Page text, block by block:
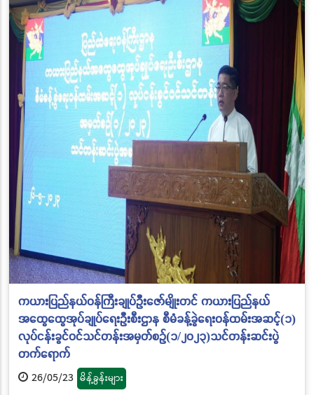
ကယားပြည်နယ်ဝန်ကြီးချုပ်ဦးဇော်မျိုးတင် ကယားပြည်နယ်
အထွေထွေအုပ်ချုပ်ရေးဦးစီးဌာန စီမံခန့်ခွဲရေးဝန်ထမ်းအဆင့်(၁)
လုပ်ငန်းခွင်ဝင်သင်တန်းအမှတ်စဉ်(၁/၂၀၂၃)သင်တန်းဆင်းပွဲ
တက်ရောက်
26/05/23 မိန့်ခွန်းများ